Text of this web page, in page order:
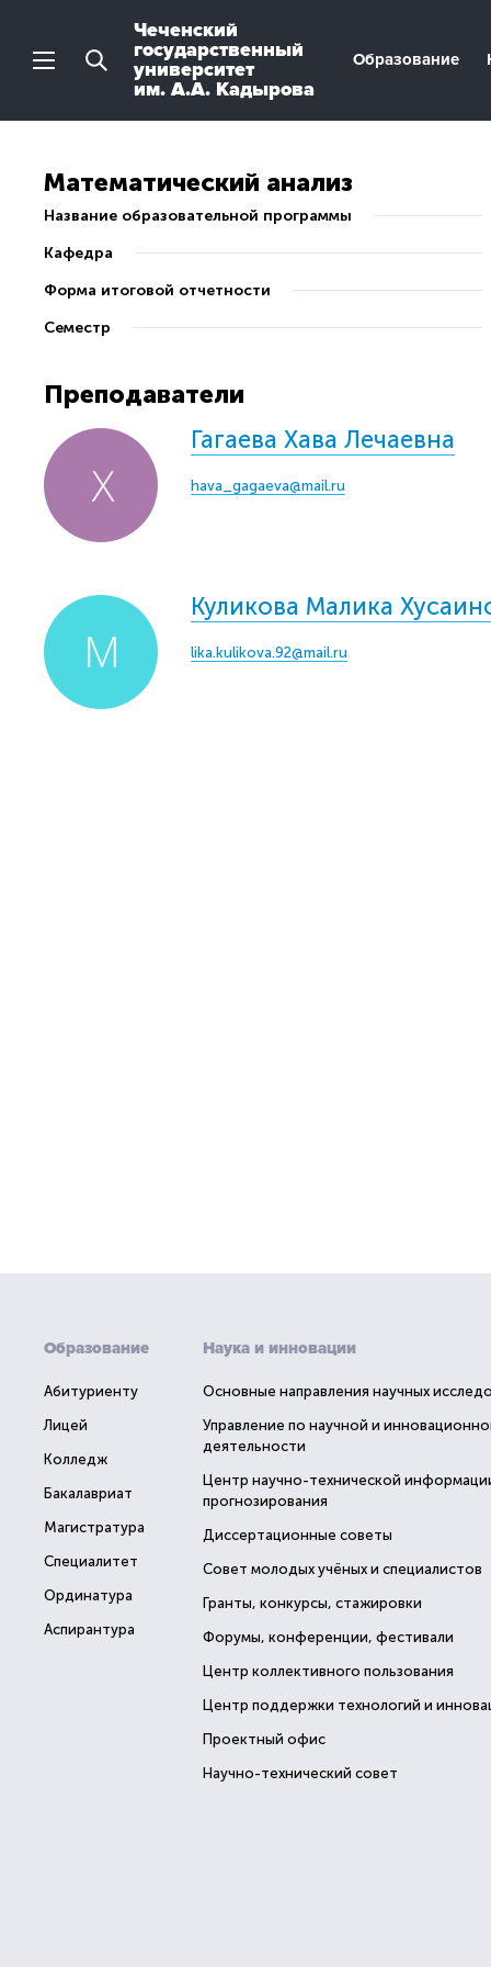
Чеченский
государственный
университет
им. А.А. Кадырова
Образование
Математический анализ
Название образовательной программы
Кафедра
Форма итоговой отчетности
Семестр
Преподаватели
Гагаева Хава Лечаевна
hava_gagaeva@mail.ru
Куликова Малика
lika.kulikova.92@mail.ru
Образование
Абитуриенту
Лицей
Колледж
Бакалавриат
Магистратура
Специалитет
Ординатура
Аспирантура
Наука и инновации
Основные направления научных
Управление по научной и
деятельности
Центр научно-технической
прогнозирования
Диссертационные советы
Совет молодых учёных и специалистов
Гранты, конкурсы, стажировки
Форумы, конференции, фестивали
Центр коллективного пользования
Центр поддержки технологий и
Проектный офис
Научно-технический совет